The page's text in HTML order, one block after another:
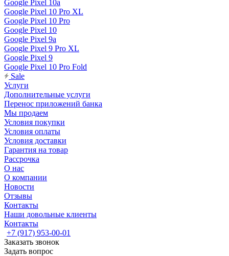
Google Pixel 10a
Google Pixel 10 Pro XL
Google Pixel 10 Pro
Google Pixel 10
Google Pixel 9a
Google Pixel 9 Pro XL
Google Pixel 9
Google Pixel 10 Pro Fold
Sale
Услуги
Дополнительные услуги
Перенос приложений банка
Мы продаем
Условия покупки
Условия оплаты
Условия доставки
Гарантия на товар
Рассрочка
О нас
О компании
Новости
Отзывы
Контакты
Наши довольные клиенты
Контакты
+7 (917) 953-00-01
Заказать звонок
Задать вопрос